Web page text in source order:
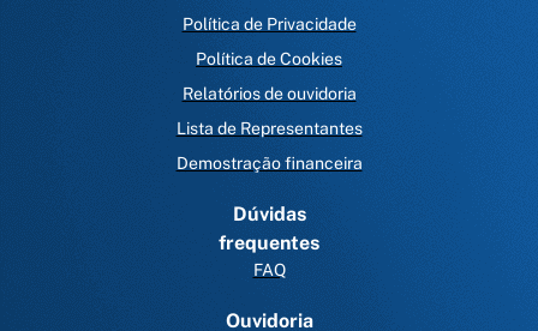
Política de Privacidade
Política de Cookies
Relatórios de ouvidoria
Lista de Representantes
Demostração financeira
Dúvidas
frequentes
FAQ
Ouvidoria